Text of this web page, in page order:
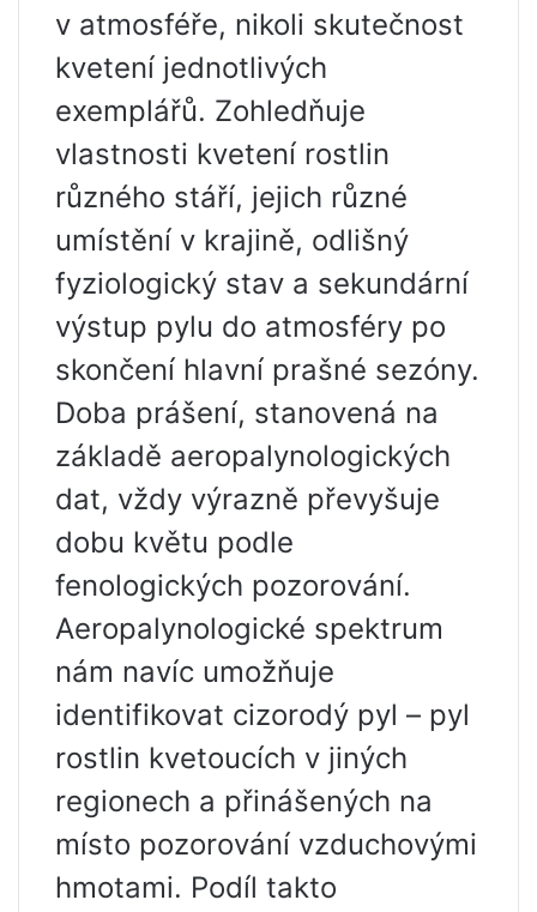
v atmosféře, nikoli skutečnost
kvetení jednotlivých
exemplářů. Zohledňuje
vlastnosti kvetení rostlin
různého stáří, jejich různé
umístění v krajině, odlišný
fyziologický stav a sekundární
výstup pylu do atmosféry po
skončení hlavní prašné sezóny.
Doba prášení, stanovená na
základě aeropalynologických
dat, vždy výrazně převyšuje
dobu květu podle
fenologických pozorování.
Aeropalynologické spektrum
nám navíc umožňuje
identifikovat cizorodý pyl – pyl
rostlin kvetoucích v jiných
regionech a přinášených na
místo pozorování vzduchovými
hmotami. Podíl takto